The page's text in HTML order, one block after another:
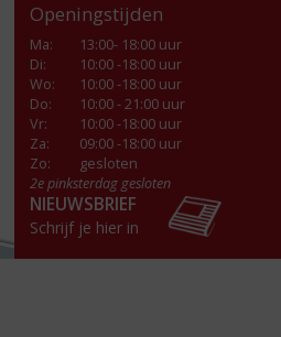
Openingstijden
Ma:
13:00- 18:00 uur
Di:
10:00 -18:00 uur
Wo:
10:00 -18:00 uur
Do:
10:00 - 21:00 uur
Vr:
10:00 -18:00 uur
Za:
09:00 -18:00 uur
Zo:
gesloten
2e pinksterdag gesloten
NIEUWSBRIEF
Schrijf je hier in